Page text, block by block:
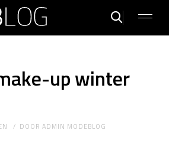
up winter
DOORADMIN MODEBLOG